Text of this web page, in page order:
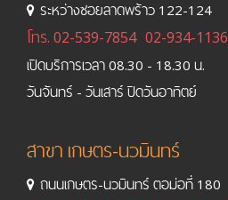
ระหว่างซอยลาดพร้าว 122-124
โทร. 02-539-7854 02-934-1136
เปิดบริการเวลา 08.30 - 18.30 น.
วันจันทร์ - วันเสาร์ ปิดวันอาทิตย์
สาขา เกษตร-นวมินทร์
ถนนเกษตร-นวมินทร์ ตอม่อที่ 180